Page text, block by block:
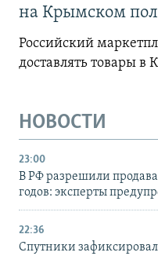
на Крымском
Российский
доставлять товары
НОВОСТИ
23:00
В РФ разрешили
годов: эксперты
22:36
Спутники